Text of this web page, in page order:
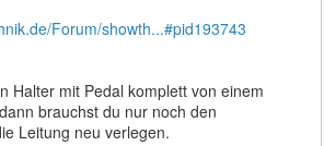
Forum/showth...#pid193743
Halter mit Pedal komplett von einem
brauchst du nur noch den
Leitung neu verlegen.